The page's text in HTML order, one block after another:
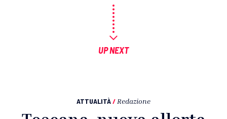
UP NEXT
ATTUALITÀ/ Redazione